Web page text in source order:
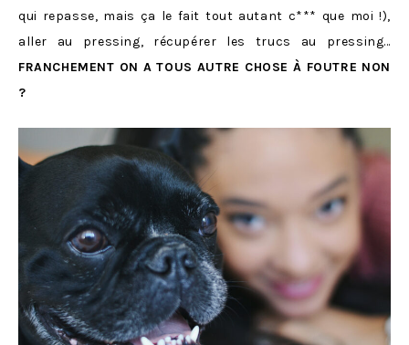
qui repasse, mais ça le fait tout autant c*** que moi !),
aller au pressing, récupérer les trucs au pressing…
FRANCHEMENT ON A TOUS AUTRE CHOSE À FOUTRE NON
?